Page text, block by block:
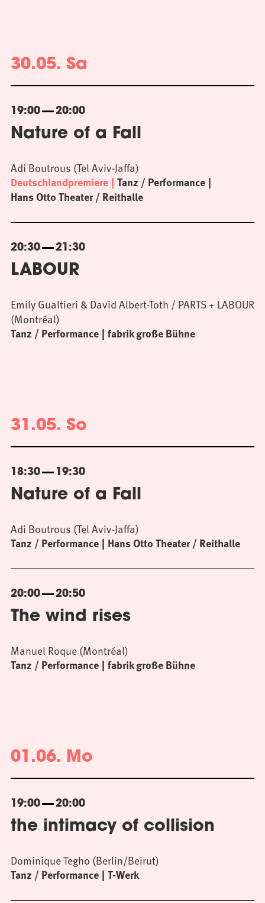
30.05. Sa
19:00 20:00
Nature of a Fall
Deutschlandpremiere Tanz / Performance
Hans Otto Theater / Reithalle
Adi Boutrous (Tel Aviv-Jaffa)
20:30 21:30
LABOUR
Tanz / Performance fabrik große Bühne
Emily Gualtieri & David Albert-Toth / PARTS + LABOUR
(Montréal)
31.05. So
18:30 19:30
Nature of a Fall
Tanz / Performance Hans Otto Theater / Reithalle
Adi Boutrous (Tel Aviv-Jaffa)
20:00 20:50
The wind rises
Tanz / Performance fabrik große Bühne
Manuel Roque (Montréal)
01.06. Mo
19:00 20:00
the intimacy of collision
Tanz / Performance T-Werk
Dominique Tegho (Berlin/Beirut)